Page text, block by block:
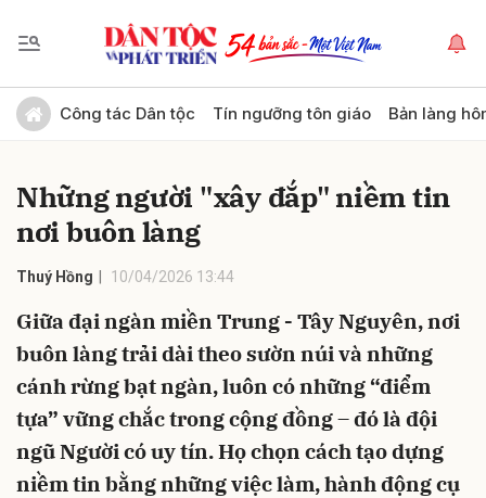
Công tác Dân tộc Tín ngưỡng tôn giáo Bản làng
Những người "xây đắp" niềm tin
nơi buôn làng
Thuý Hồng 10/04/2026 13:44
Giữa đại ngàn miền Trung - Tây Nguyên, nơi
buôn làng trải dài theo sườn núi và những
cánh rừng bạt ngàn, luôn có những “điểm
tựa” vững chắc trong cộng đồng – đó là đội
ngũ Người có uy tín. Họ chọn cách tạo dựng
niềm tin bằng những việc làm, hành động cụ
Gửi bình luận
Hủy Gửi